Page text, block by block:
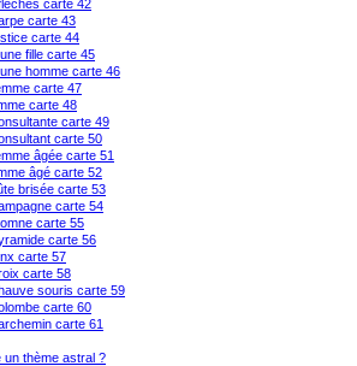
carte 42
carte 43
carte 44
fille carte 45
homme carte 46
carte 47
carte 48
carte 49
carte 50
âgée carte 51
âgé carte 52
brisée carte 53
carte 54
carte 55
carte 56
carte 57
carte 58
souris carte 59
carte 60
carte 61
un thème astral ?